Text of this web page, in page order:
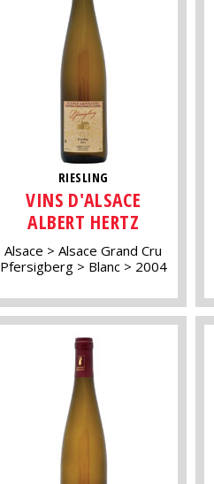
RIESLING
VINS D'ALSACE
ALBERT HERTZ
Alsace
Alsace Grand Cru
Pfersigberg
Blanc 2004